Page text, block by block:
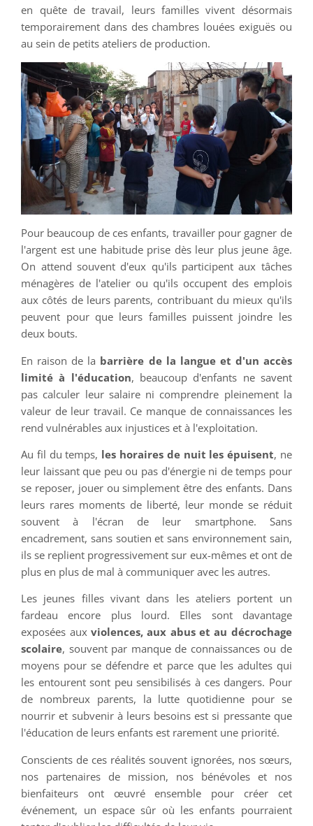
en quête de travail, leurs familles vivent désormais
temporairement dans des chambres louées exiguës ou
au sein de petits ateliers de production.
Pour beaucoup de ces enfants, travailler pour gagner de
l'argent est une habitude prise dès leur plus jeune âge.
On attend souvent d'eux qu'ils participent aux tâches
ménagères de l'atelier ou qu'ils occupent des emplois
aux côtés de leurs parents, contribuant du mieux qu'ils
peuvent pour que leurs familles puissent joindre les
deux bouts.
En raison de la barrière de la langue et d'un accès
limité à l'éducation, beaucoup d'enfants ne savent
pas calculer leur salaire ni comprendre pleinement la
valeur de leur travail. Ce manque de connaissances les
rend vulnérables aux injustices et à l'exploitation.
Au fil du temps, les horaires de nuit les épuisent, ne
leur laissant que peu ou pas d'énergie ni de temps pour
se reposer, jouer ou simplement être des enfants. Dans
leurs rares moments de liberté, leur monde se réduit
souvent à l'écran de leur smartphone. Sans
encadrement, sans soutien et sans environnement sain,
ils se replient progressivement sur eux-mêmes et ont de
plus en plus de mal à communiquer avec les autres.
Les jeunes filles vivant dans les ateliers portent un
fardeau encore plus lourd. Elles sont davantage
exposées aux violences, aux abus et au décrochage
scolaire, souvent par manque de connaissances ou de
moyens pour se défendre et parce que les adultes qui
les entourent sont peu sensibilisés à ces dangers. Pour
de nombreux parents, la lutte quotidienne pour se
nourrir et subvenir à leurs besoins est si pressante que
l'éducation de leurs enfants est rarement une priorité.
Conscients de ces réalités souvent ignorées, nos sœurs,
nos partenaires de mission, nos bénévoles et nos
bienfaiteurs ont œuvré ensemble pour créer cet
événement, un espace sûr où les enfants pourraient